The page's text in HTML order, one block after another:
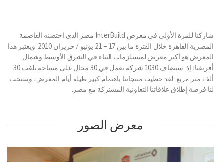
شاركنا للمرة الأولى في معرض InterBuild مصر الذي احتضنه العاصمة
المصرية القاهرة خلال الفترة ما بين 17 – 21 يونيو / حزيران 2010. ويعتبر هذا
المعرض هو أكبر معرض لمستلزمات البناء في الشرق الأوسط وشمال
أفريقيا؛ إذ استضاف 1030 شركة تعمل في 30 مجال على مساحة بلغت 30
ألف متر مربع. لقد حظيت منتجاتنا باهتمام كبير طيلة أيام المعرض، وسنحت
لنا فرصة إطلاق علاقاتنا التعاونية المشتركة مع مصر.
معرض الصور